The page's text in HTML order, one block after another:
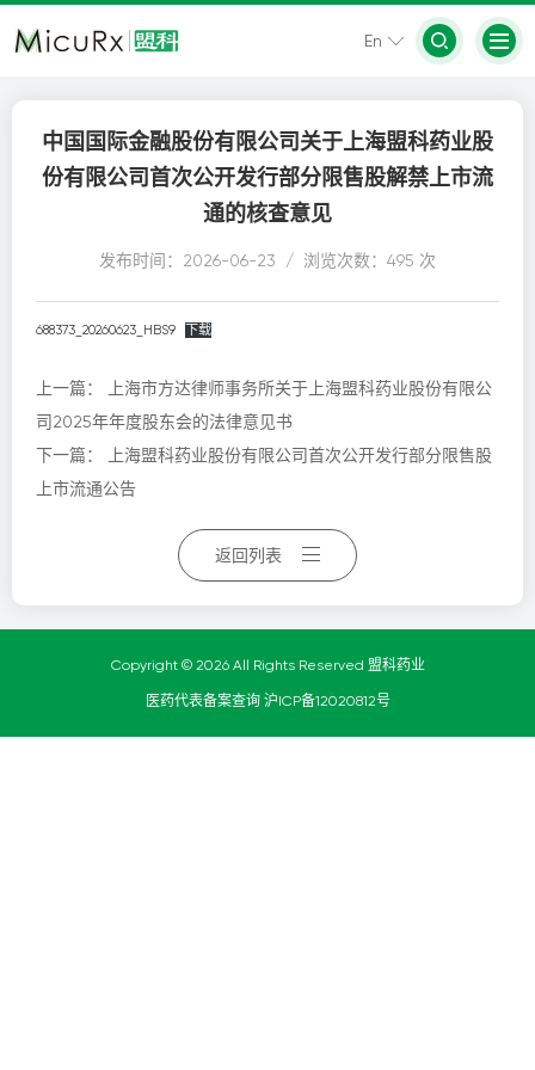
En
中国国际金融股份有限公司关于上海盟科药业股
份有限公司首次公开发行部分限售股解禁上市流
通的核查意见
发布时间：2026-06-23 / 浏览次数：495 次
688373_20260623_HBS9 下载
上一篇：
上海市方达律师事务所关于上海盟科药业股份有限公
司2025年年度股东会的法律意见书
下一篇：
上海盟科药业股份有限公司首次公开发行部分限售股
上市流通公告
返回列表
Copyright © 2026 All Rights Reserved 盟科药业
医药代表备案查询 沪ICP备12020812号